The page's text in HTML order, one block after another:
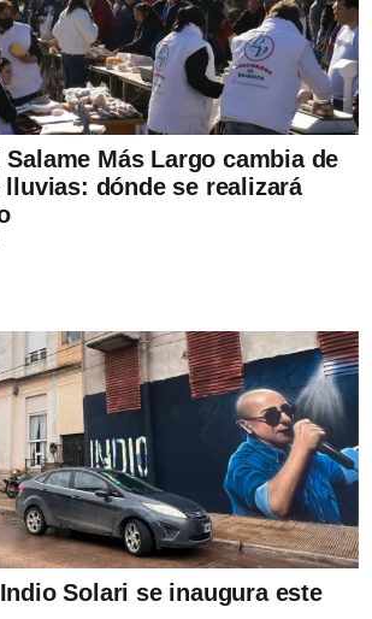
Más Largo cambia de
lluvias: dónde se realizará
Solari se inaugura este